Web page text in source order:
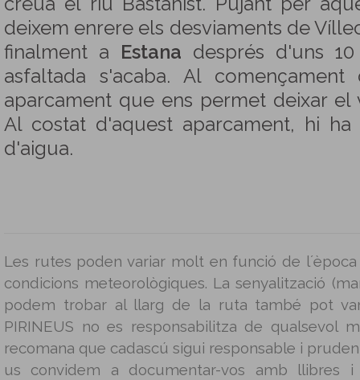
deixem enrere els desviaments de
finalment a Estana després d'uns
asfaltada s'acaba. Al
aparcament que ens permet deixar el
Al costat d'aquest aparcament, hi
d'aigua.
Les rutes poden variar molt en funció de
condicions meteorològiques. La senyalització
podem trobar al llarg de la ruta també pot
PIRINEUS no es responsabilitza de qualsevol
recomana que cadascú sigui responsable i
us convidem a documentar-vos amb llibres i